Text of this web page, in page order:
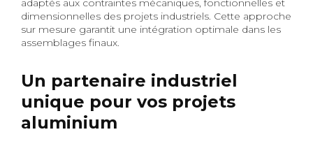
adaptés aux contraintes mécaniques, fonctionnelles et
dimensionnelles des projets industriels. Cette approche
sur mesure garantit une intégration optimale dans les
assemblages finaux.
Un partenaire industriel
unique pour vos projets
aluminium